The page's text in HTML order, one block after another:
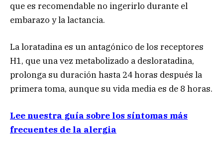
que es recomendable no ingerirlo durante el
embarazo y la lactancia.
La loratadina es un antagónico de los receptores
H1, que una vez metabolizado a desloratadina,
prolonga su duración hasta 24 horas después la
primera toma, aunque su vida media es de 8 horas.
Lee nuestra guía sobre los síntomas más
frecuentes de la alergia